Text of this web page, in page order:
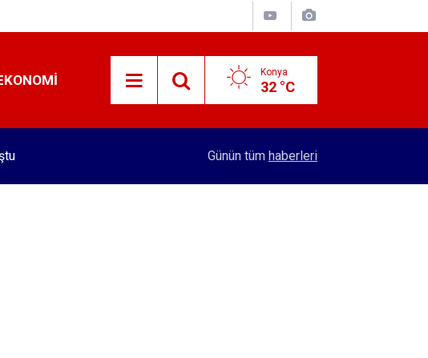
Konya
32 °C
Benzine dev indirim kesinleşti! Kimse
Günün tüm haberleri